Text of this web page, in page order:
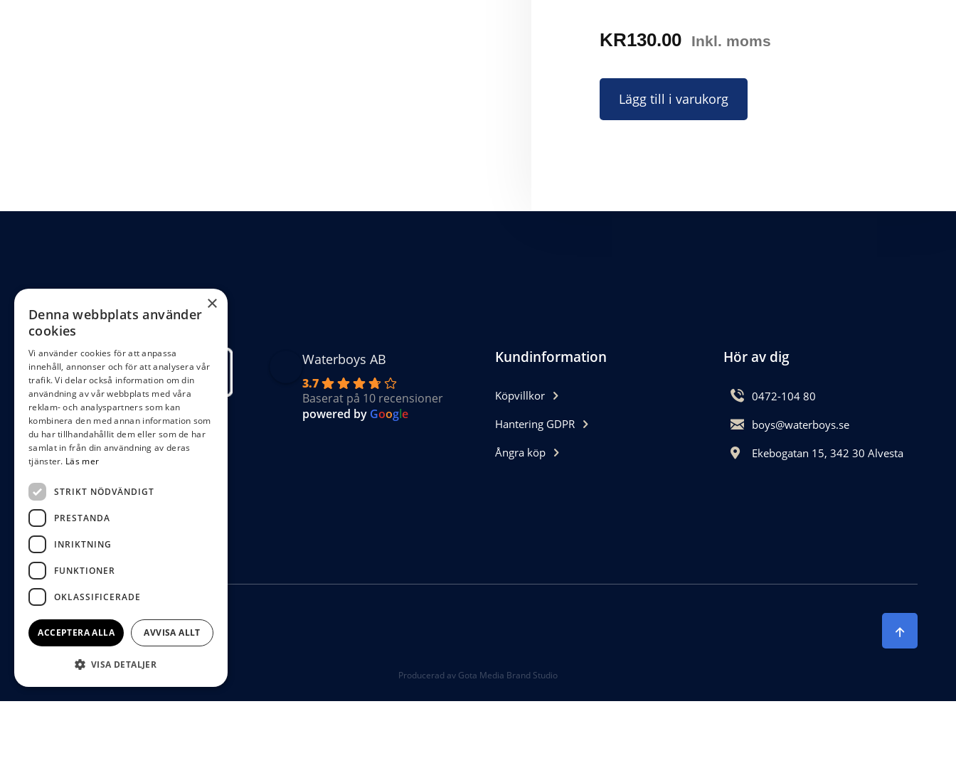
130.00
KR Inkl. moms
Lägg till i varukorg
Waterboys AB
3.7
Baserat på 10 recensioner
powered by Google
Kundinformation
Köpvillkor
Hantering GDPR
Ångra köp
Hör av dig
0472-104 80
boys@waterboys.se
Ekebogatan 15, 342 30 Alvesta
Producerad av Gota Media Brand Studio
×
Denna webbplats använder
cookies
Vi använder cookies för att anpassa
innehåll, annonser och för att analysera vår
trafik. Vi delar också information om din
användning av vår webbplats med våra
reklam- och analyspartners som kan
kombinera den med annan information som
du har tillhandahållit dem eller som de har
samlat in från din användning av deras
tjänster. Läs mer
STRIKT NÖDVÄNDIGT
PRESTANDA
INRIKTNING
FUNKTIONER
OKLASSIFICERADE
ACCEPTERA ALLA AVVISA ALLT
VISA DETALJER